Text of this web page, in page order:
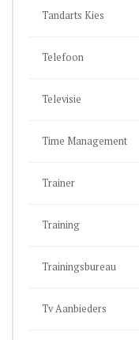
Tandarts Kies
Telefoon
Televisie
Time Management
Trainer
Training
Trainingsbureau
Tv Aanbieders